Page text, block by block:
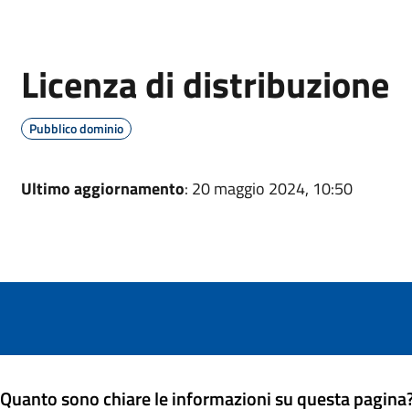
Licenza di distribuzione
Pubblico dominio
Ultimo aggiornamento: 20 maggio 2024, 10:50
Quanto sono chiare le informazioni su questa